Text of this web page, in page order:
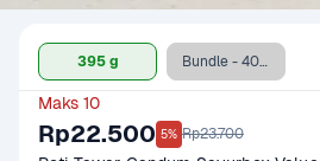
395 g Bundle - 400 g + Oatside Barista Blend 1 L
Maks 10
Rp22.500 5% Rp23.700